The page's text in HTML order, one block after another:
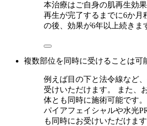
本治療はご自身の肌再生効
再生が完了するまでに6か月
の後、効果が6年以上続きま
複数部位を同時に受けることは可
例えば目の下と法令線など
受けいただけます。 また、
体とも同時に施術可能です
パイアフェイシャルや水光
も同時にお受けいただけま